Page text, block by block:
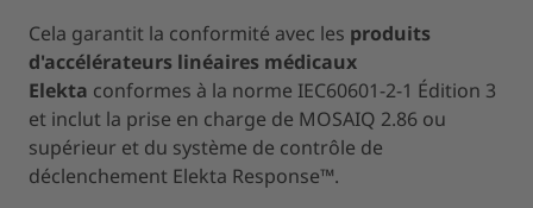
Cela garantit la conformité avec les produits
d'accélérateurs linéaires médicaux
Elekta conformes à la norme IEC60601-2-1 Édition 3
et inclut la prise en charge de MOSAIQ 2.86 ou
supérieur et du système de contrôle de
déclenchement Elekta Response™.